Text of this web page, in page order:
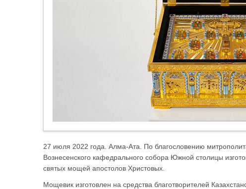
27 июля 2022 года. Алма-Ата. По благословению
Вознесенского кафедрального собора Южной столицы
святых мощей апостолов Христовых.
Мощевик изготовлен на средства благотворителей